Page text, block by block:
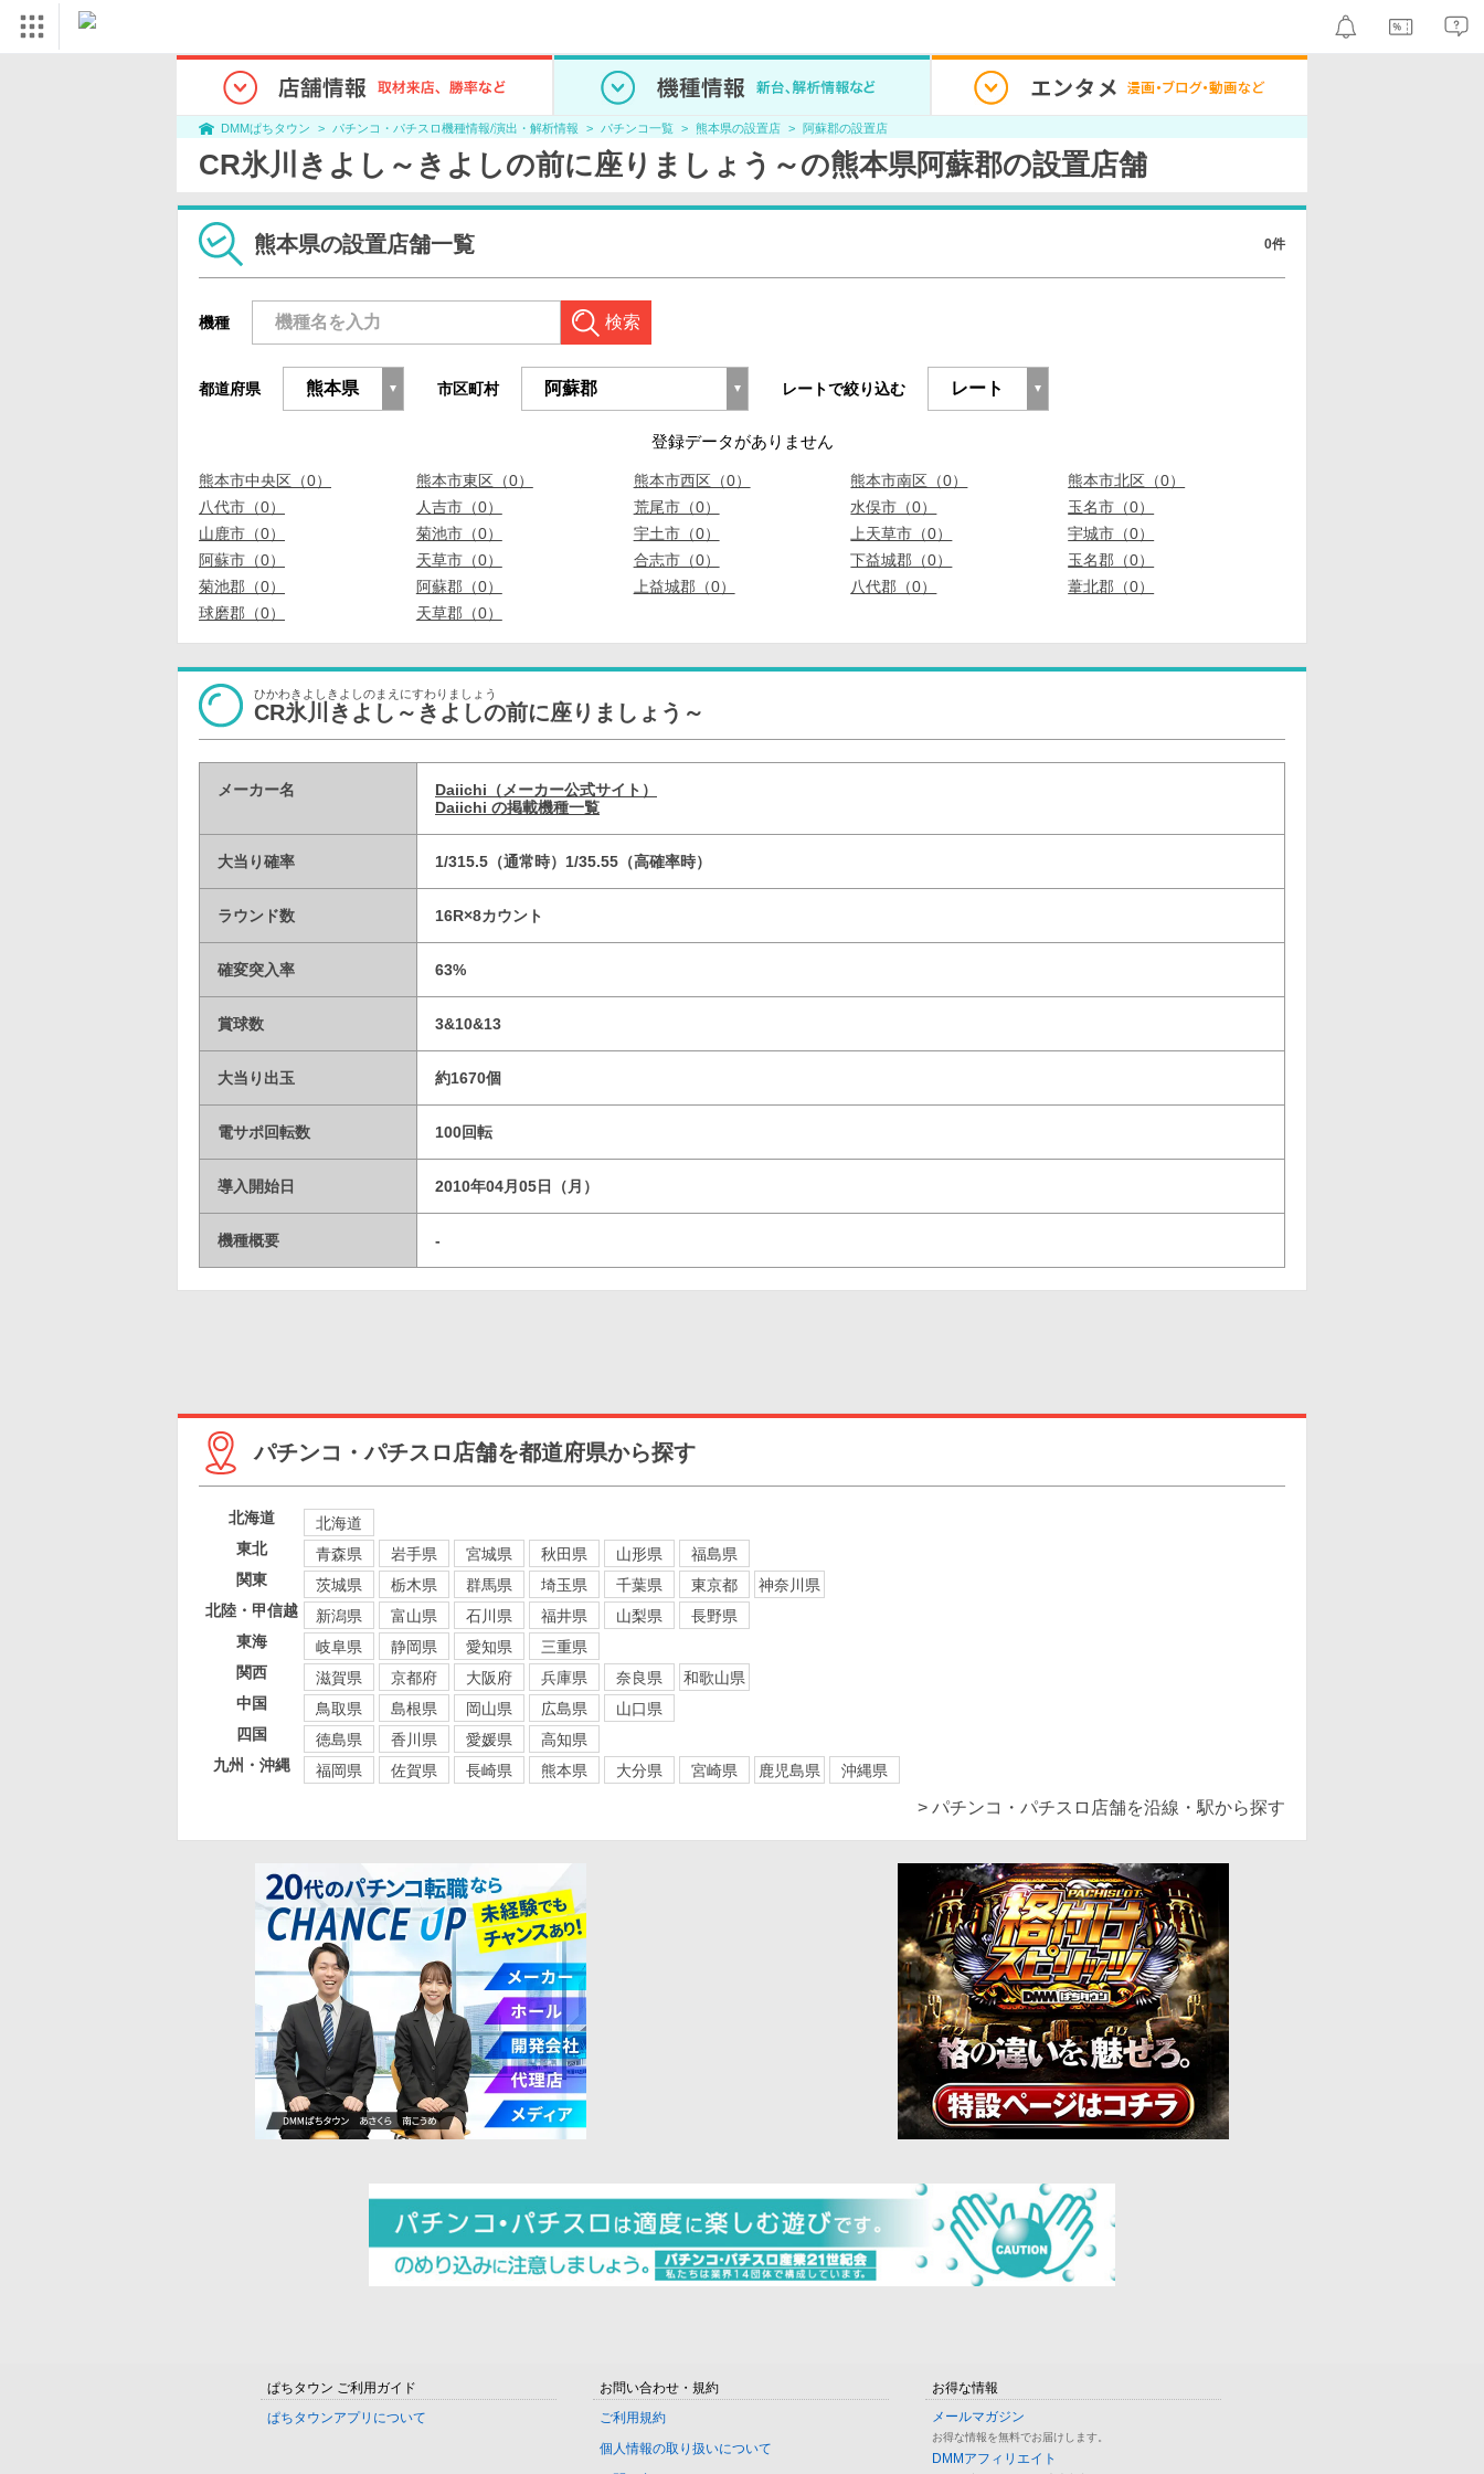
DMMぱちタウン パチンコ・パチスロ機種情報/演出・解析情報 パチンコ一覧 熊本県の設置店 阿蘇郡の設置店
CR氷川きよし～きよしの前に座りましょう～の熊本県阿蘇郡の設置店舗
熊本県の設置店舗一覧 0件
機種 検索
都道府県 市区町村 レートで絞り込む
登録データがありません
熊本市中央区（0） 熊本市東区（0） 熊本市西区（0） 熊本市南区（0）
熊本市北区（0）
八代市（0）
人吉市（0） 荒尾市（0） 水俣市（0）
玉名市（0）
山鹿市（0）
菊池市（0） 宇土市（0） 上天草市（0）
宇城市（0）
阿蘇市（0）
天草市（0） 合志市（0） 下益城郡（0）
玉名郡（0）
菊池郡（0）
阿蘇郡（0） 上益城郡（0） 八代郡（0）
葦北郡（0）
球磨郡（0）
天草郡（0）
ひかわきよしきよしのまえにすわりましょう
CR氷川きよし～きよしの前に座りましょう～
メーカー名
Daiichi（メーカー公式サイト）
Daiichi の掲載機種一覧
大当り確率 1/315.5（通常時）1/35.55（高確率時）
ラウンド数 16R×8カウント
確変突入率 63%
賞球数 3&10&13
大当り出玉 約1670個
電サポ回転数 100回転
導入開始日 2010年04月05日（月）
機種概要 -
パチンコ・パチスロ店舗を都道府県から探す
北海道
北海道
東北
青森県 岩手県 宮城県 秋田県 山形県
福島県
関東
茨城県 栃木県 群馬県 埼玉県 千葉県 東京都
神奈川県
北陸・甲信越
新潟県 富山県 石川県 福井県 山梨県
長野県
東海
岐阜県 静岡県 愛知県
三重県
関西
滋賀県 京都府 大阪府 兵庫県 奈良県
和歌山県
中国
鳥取県 島根県 岡山県 広島県
山口県
四国
徳島県 香川県 愛媛県
高知県
九州・沖縄
福岡県 佐賀県 長崎県 熊本県 大分県 宮崎県 鹿児島県 沖縄県
> パチンコ・パチスロ店舗を沿線・駅から探す
ぱちタウン ご利用ガイド
ぱちタウンアプリについて
お問い合わせ・規約
ご利用規約
個人情報の取り扱いについて
お得な情報
メールマガジン
お得な情報を無料でお届けします。
DMMアフィリエイト